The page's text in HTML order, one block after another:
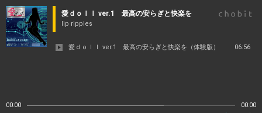
愛ｄｏｌｌ ver.1 最高の安らぎと快楽を
lip ripples
愛ｄｏｌｌ ver.1 最高の安らぎと快楽を（体験版） 06:56
00:00 00:00